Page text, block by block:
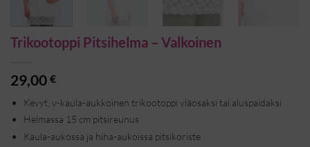
Trikootoppi Pitsihelma – Valkoinen
29,00 €
Kevyt, v-kaula-aukkoinen trikootoppi yläosaksi tai aluspaidaksi
Helmassa 15 cm pitsireunus
Kaula-aukossa ja hiha-aukoissa pitsikoriste